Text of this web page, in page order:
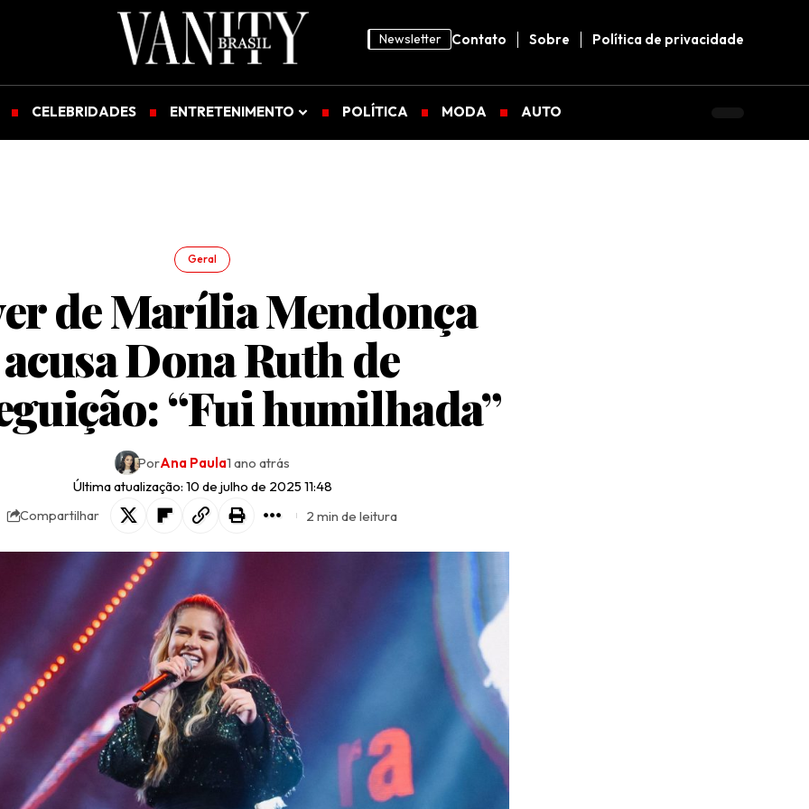
Newsletter Contato Sobre Política de privacidade
CELEBRIDADES ENTRETENIMENTO POLÍTICA MODA AUTO
Geral
de Marília Mendonça
acusa Dona Ruth de
“Fui humilhada”
Última atualização: 10 de julho de 2025 11:48
PorAna Paula1 ano atrás
Compartilhar 2 min de leitura